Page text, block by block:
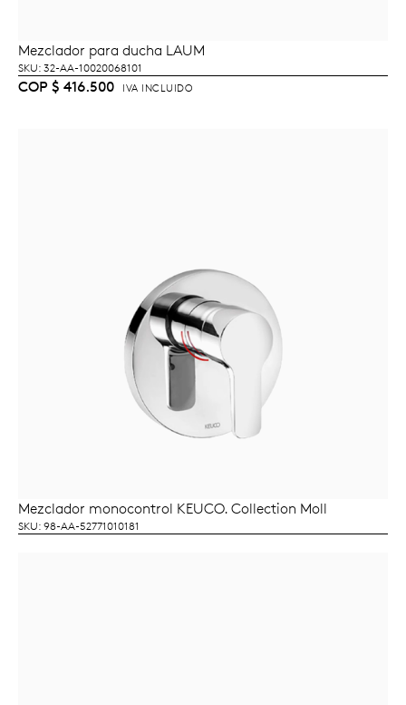
AÑADIR AL CARRITO
Mezclador para ducha LAUM
SKU: 32-AA-10020068101
COP $ 416.500 IVA INCLUIDO
LEER MÁS
Mezclador monocontrol KEUCO. Collection Moll
SKU: 98-AA-52771010181